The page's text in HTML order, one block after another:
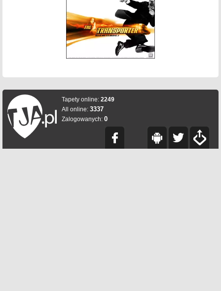
Tapety online: 2249
All online: 3337
Zalogowanych: 0